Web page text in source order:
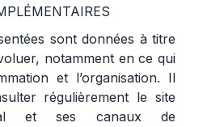
sont données à titre
notamment en ce qui
et l’organisation. Il
régulièrement le site
et ses canaux de